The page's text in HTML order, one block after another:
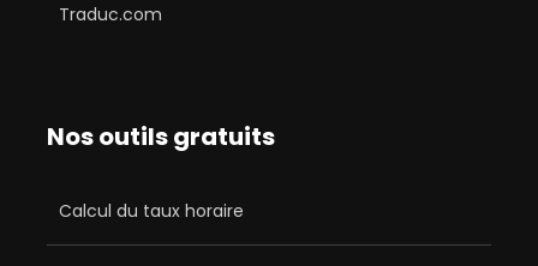
Traduc.com
Nos outils gratuits
Calcul du taux horaire